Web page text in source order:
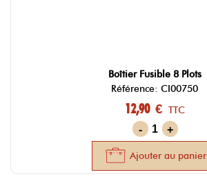
Boîtier Fusible 8 Plots
Référence: CI00750
12,90 € TTC
-
+
Ajouter au panier